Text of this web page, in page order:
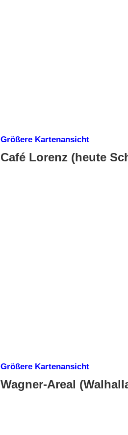
Größere Kartenansicht
Café Lorenz (heute
Größere Kartenansicht
Wagner-Areal